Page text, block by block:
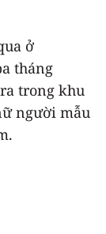
ở
tháng
trong khu
người mẫu